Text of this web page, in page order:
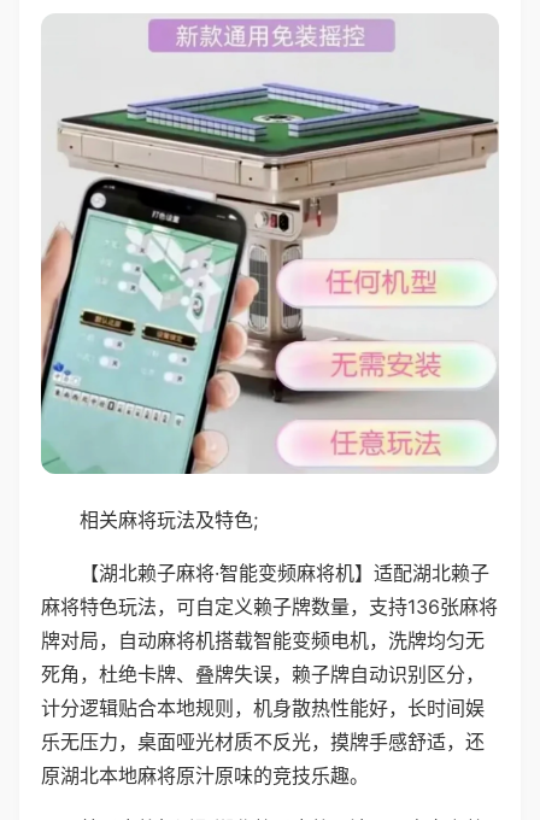
相关麻将玩法及特色;
【湖北赖子麻将·智能变频麻将机】适配湖北赖子
麻将特色玩法，可自定义赖子牌数量，支持136张麻将
牌对局，自动麻将机搭载智能变频电机，洗牌均匀无
死角，杜绝卡牌、叠牌失误，赖子牌自动识别区分，
计分逻辑贴合本地规则，机身散热性能好，长时间娱
乐无压力，桌面哑光材质不反光，摸牌手感舒适，还
原湖北本地麻将原汁原味的竞技乐趣。